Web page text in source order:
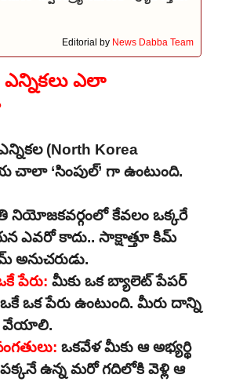
Editorial by News Dabba Team
ఎలా
(North Korea
చాలా ‘సింపుల్’ గా ఉంటుంది.
నియోజకవర్గంలో కేవలం ఒక్కరే
ఎవరో కాదు.. సాక్షాత్తూ కిమ్
అనుచరుడు.
పేరు: మీకు ఒక బ్యాలెట్ పేపర్
ఒక పేరు ఉంటుంది. మీరు దాన్ని
వేయాలి.
ఒకవేళ మీకు ఆ అభ్యర్థి
ఉన్న మరో గదిలోకి వెళ్లి ఆ